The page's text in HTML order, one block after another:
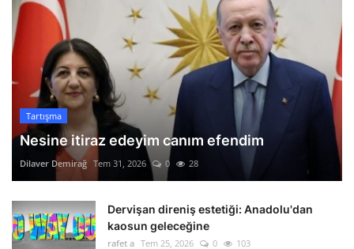
Tartışma
Nesine itiraz edeyim canım efendim
Dilaver Demirağ Tem 31, 2026 0 28
Dervişan direniş estetiği: Anadolu'dan
kaosun geleceğine
rafet a Tem 25, 2026 0 103